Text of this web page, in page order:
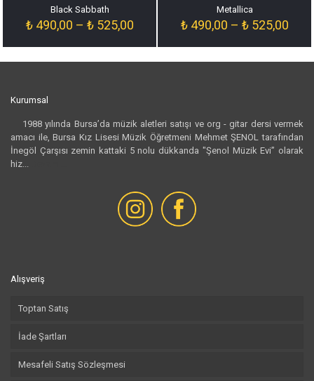
Black Sabbath
₺490,00 – ₺525,00Fiyat
₺ 490,00
-
Metallica
₺490,00 – ₺525,00Fiyat
₺
-
Kurumsal
1988 yılında Bursa’da müzik aletleri satışı ve org - gitar dersi vermek
amacı ile, Bursa Kız Lisesi Müzik Öğretmeni Mehmet ŞENOL tarafından
İnegöl Çarşısı zemin kattaki 5 nolu dükkanda "Şenol Müzik Evi” olarak
hiz...
Alışveriş
Toptan Satış
İade Şartları
Mesafeli Satış Sözleşmesi